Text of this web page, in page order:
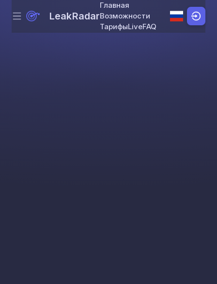
Skip to content
Menu LeakRadar
Главная
Возможности
ТарифыLiveFAQ